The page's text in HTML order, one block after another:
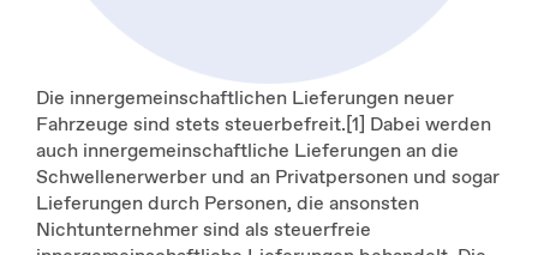
Die innergemeinschaftlichen Lieferungen neuer
Fahrzeuge sind stets steuerbefreit.[1] Dabei werden
auch innergemeinschaftliche Lieferungen an die
Schwellenerwerber und an Privatpersonen und sogar
Lieferungen durch Personen, die ansonsten
Nichtunternehmer sind als steuerfreie